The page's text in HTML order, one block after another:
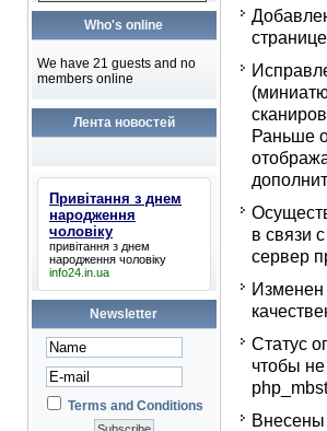
Who's online
We have 21 guests and no
members online
Лента новостей
Привітання з днем
народження
чоловіку
привітання з днем
народження чоловіку
info24.in.ua
Newsletter
Terms and Conditions
Раньше
в связи
сервер
Изменен
Статус
чтобы
Внесены